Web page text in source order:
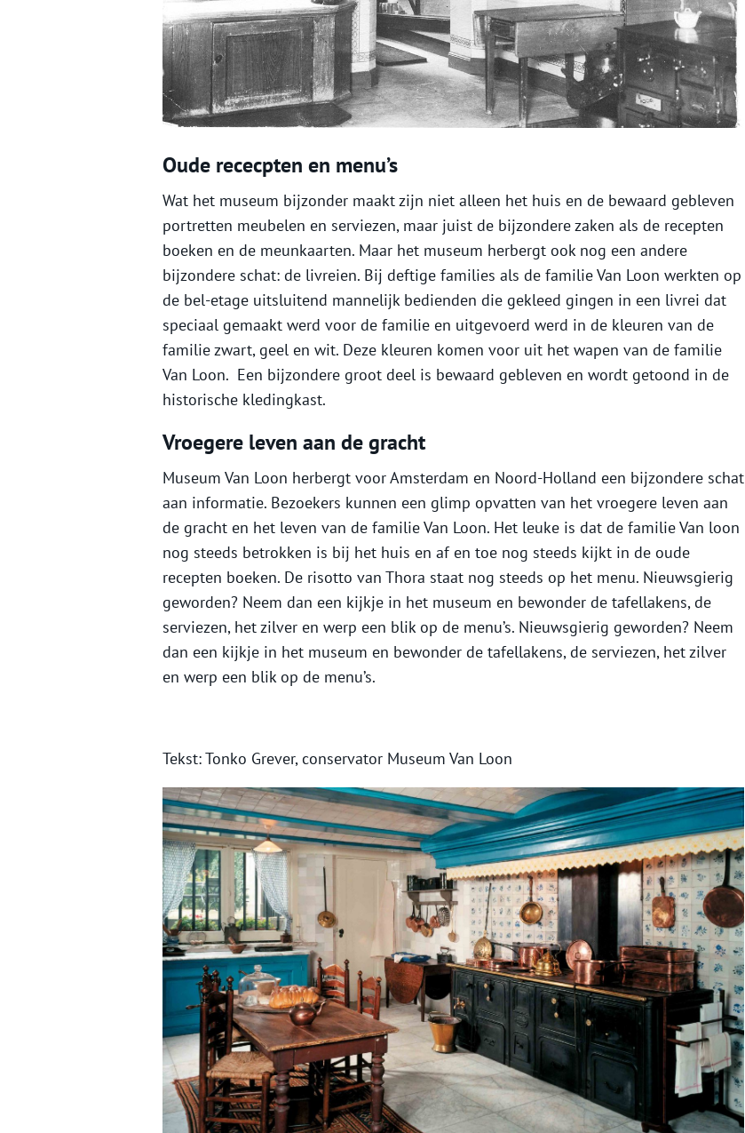
Oude rececpten en menu’s
Wat het museum bijzonder maakt zijn niet alleen het huis en de bewaard gebleven
portretten meubelen en serviezen, maar juist de bijzondere zaken als de recepten
boeken en de meunkaarten. Maar het museum herbergt ook nog een andere
bijzondere schat: de livreien. Bij deftige families als de familie Van Loon werkten op
de bel-etage uitsluitend mannelijk bedienden die gekleed gingen in een livrei dat
speciaal gemaakt werd voor de familie en uitgevoerd werd in de kleuren van de
familie zwart, geel en wit. Deze kleuren komen voor uit het wapen van de familie
Van Loon. Een bijzondere groot deel is bewaard gebleven en wordt getoond in de
historische kledingkast.
Vroegere leven aan de gracht
Museum Van Loon herbergt voor Amsterdam en Noord-Holland een bijzondere schat
aan informatie. Bezoekers kunnen een glimp opvatten van het vroegere leven aan
de gracht en het leven van de familie Van Loon. Het leuke is dat de familie Van loon
nog steeds betrokken is bij het huis en af en toe nog steeds kijkt in de oude
recepten boeken. De risotto van Thora staat nog steeds op het menu. Nieuwsgierig
geworden? Neem dan een kijkje in het museum en bewonder de tafellakens, de
serviezen, het zilver en werp een blik op de menu’s. Nieuwsgierig geworden? Neem
dan een kijkje in het museum en bewonder de tafellakens, de serviezen, het zilver
en werp een blik op de menu’s.
Tekst: Tonko Grever, conservator Museum Van Loon